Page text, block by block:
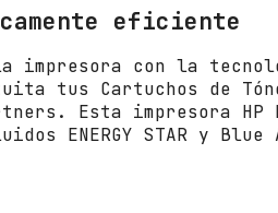
n
t
i
d
a
d
eficiente
con la
tus Cartuchos de
Esta impresora HP
ENERGY STAR y Blue